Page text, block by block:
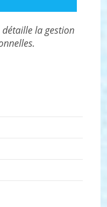
détaille la gestion